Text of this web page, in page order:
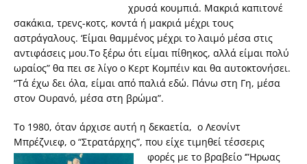
χρυσά κουμπιά. Μακριά καπιτονέ
σακάκια, τρενς-κοτς, κοντά ή μακριά μέχρι τους
αστράγαλους. ‘Είμαι θαμμένος μέχρι το λαιμό μέσα στις
αντιφάσεις μου.Το ξέρω ότι είμαι πίθηκος, αλλά είμαι πολύ
ωραίος” θα πει σε λίγο ο Κερτ Κομπέιν και θα αυτοκτονήσει.
“Τά έχω δει όλα, είμαι από παλιά εδώ. Πάνω στη Γη, μέσα
στον Ουρανό, μέσα στη βρώμα”.
Το 1980, όταν άρχισε αυτή η δεκαετία, ο Λεονίντ
Μπρέζνιεφ, ο “Στρατάρχης”, που είχε τιμηθεί τέσσερις
φορές με το βραβείο ‘”Ηρωας